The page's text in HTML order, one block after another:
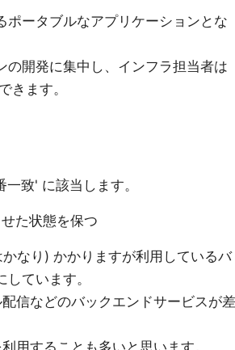
ポータブルなアプリケーションとな
の開発に集中し、インフラ担当者は
きます。
致' に該当します。
た状態を保つ
なり) かかりますが利用しているバ
ています。
信などのバックエンドサービスが差
用することも多いと思います。